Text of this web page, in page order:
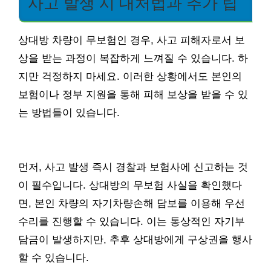
상대방 차량이 무보험인 경우, 사고 피해자로서 보
상을 받는 과정이 복잡하게 느껴질 수 있습니다. 하
지만 걱정하지 마세요. 이러한 상황에서도 본인의
보험이나 정부 지원을 통해 피해 보상을 받을 수 있
는 방법들이 있습니다.
먼저, 사고 발생 즉시 경찰과 보험사에 신고하는 것
이 필수입니다. 상대방의 무보험 사실을 확인했다
면, 본인 차량의 자기차량손해 담보를 이용해 우선
수리를 진행할 수 있습니다. 이는 통상적인 자기부
담금이 발생하지만, 추후 상대방에게 구상권을 행사
할 수 있습니다.